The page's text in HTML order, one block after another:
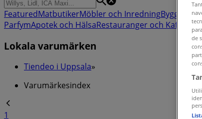
FeaturedMatbutikerMöbler och InredningBygg och
ParfymApotek och HälsaRestauranger och Kaféer
Lokala varumärken
Tiendeo i Uppsala»
Varumärkesindex
1
de